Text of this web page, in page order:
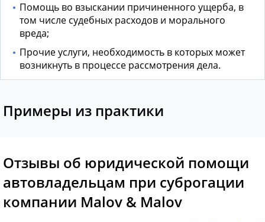
Помощь во взыскании причиненного ущерба, в
том числе судебных расходов и морального
вреда;
Прочие услуги, необходимость в которых может
возникнуть в процессе рассмотрения дела.
Примеры из практики
Отзывы об юридической помощи
автовладельцам при суброгации
компании Malov & Malov